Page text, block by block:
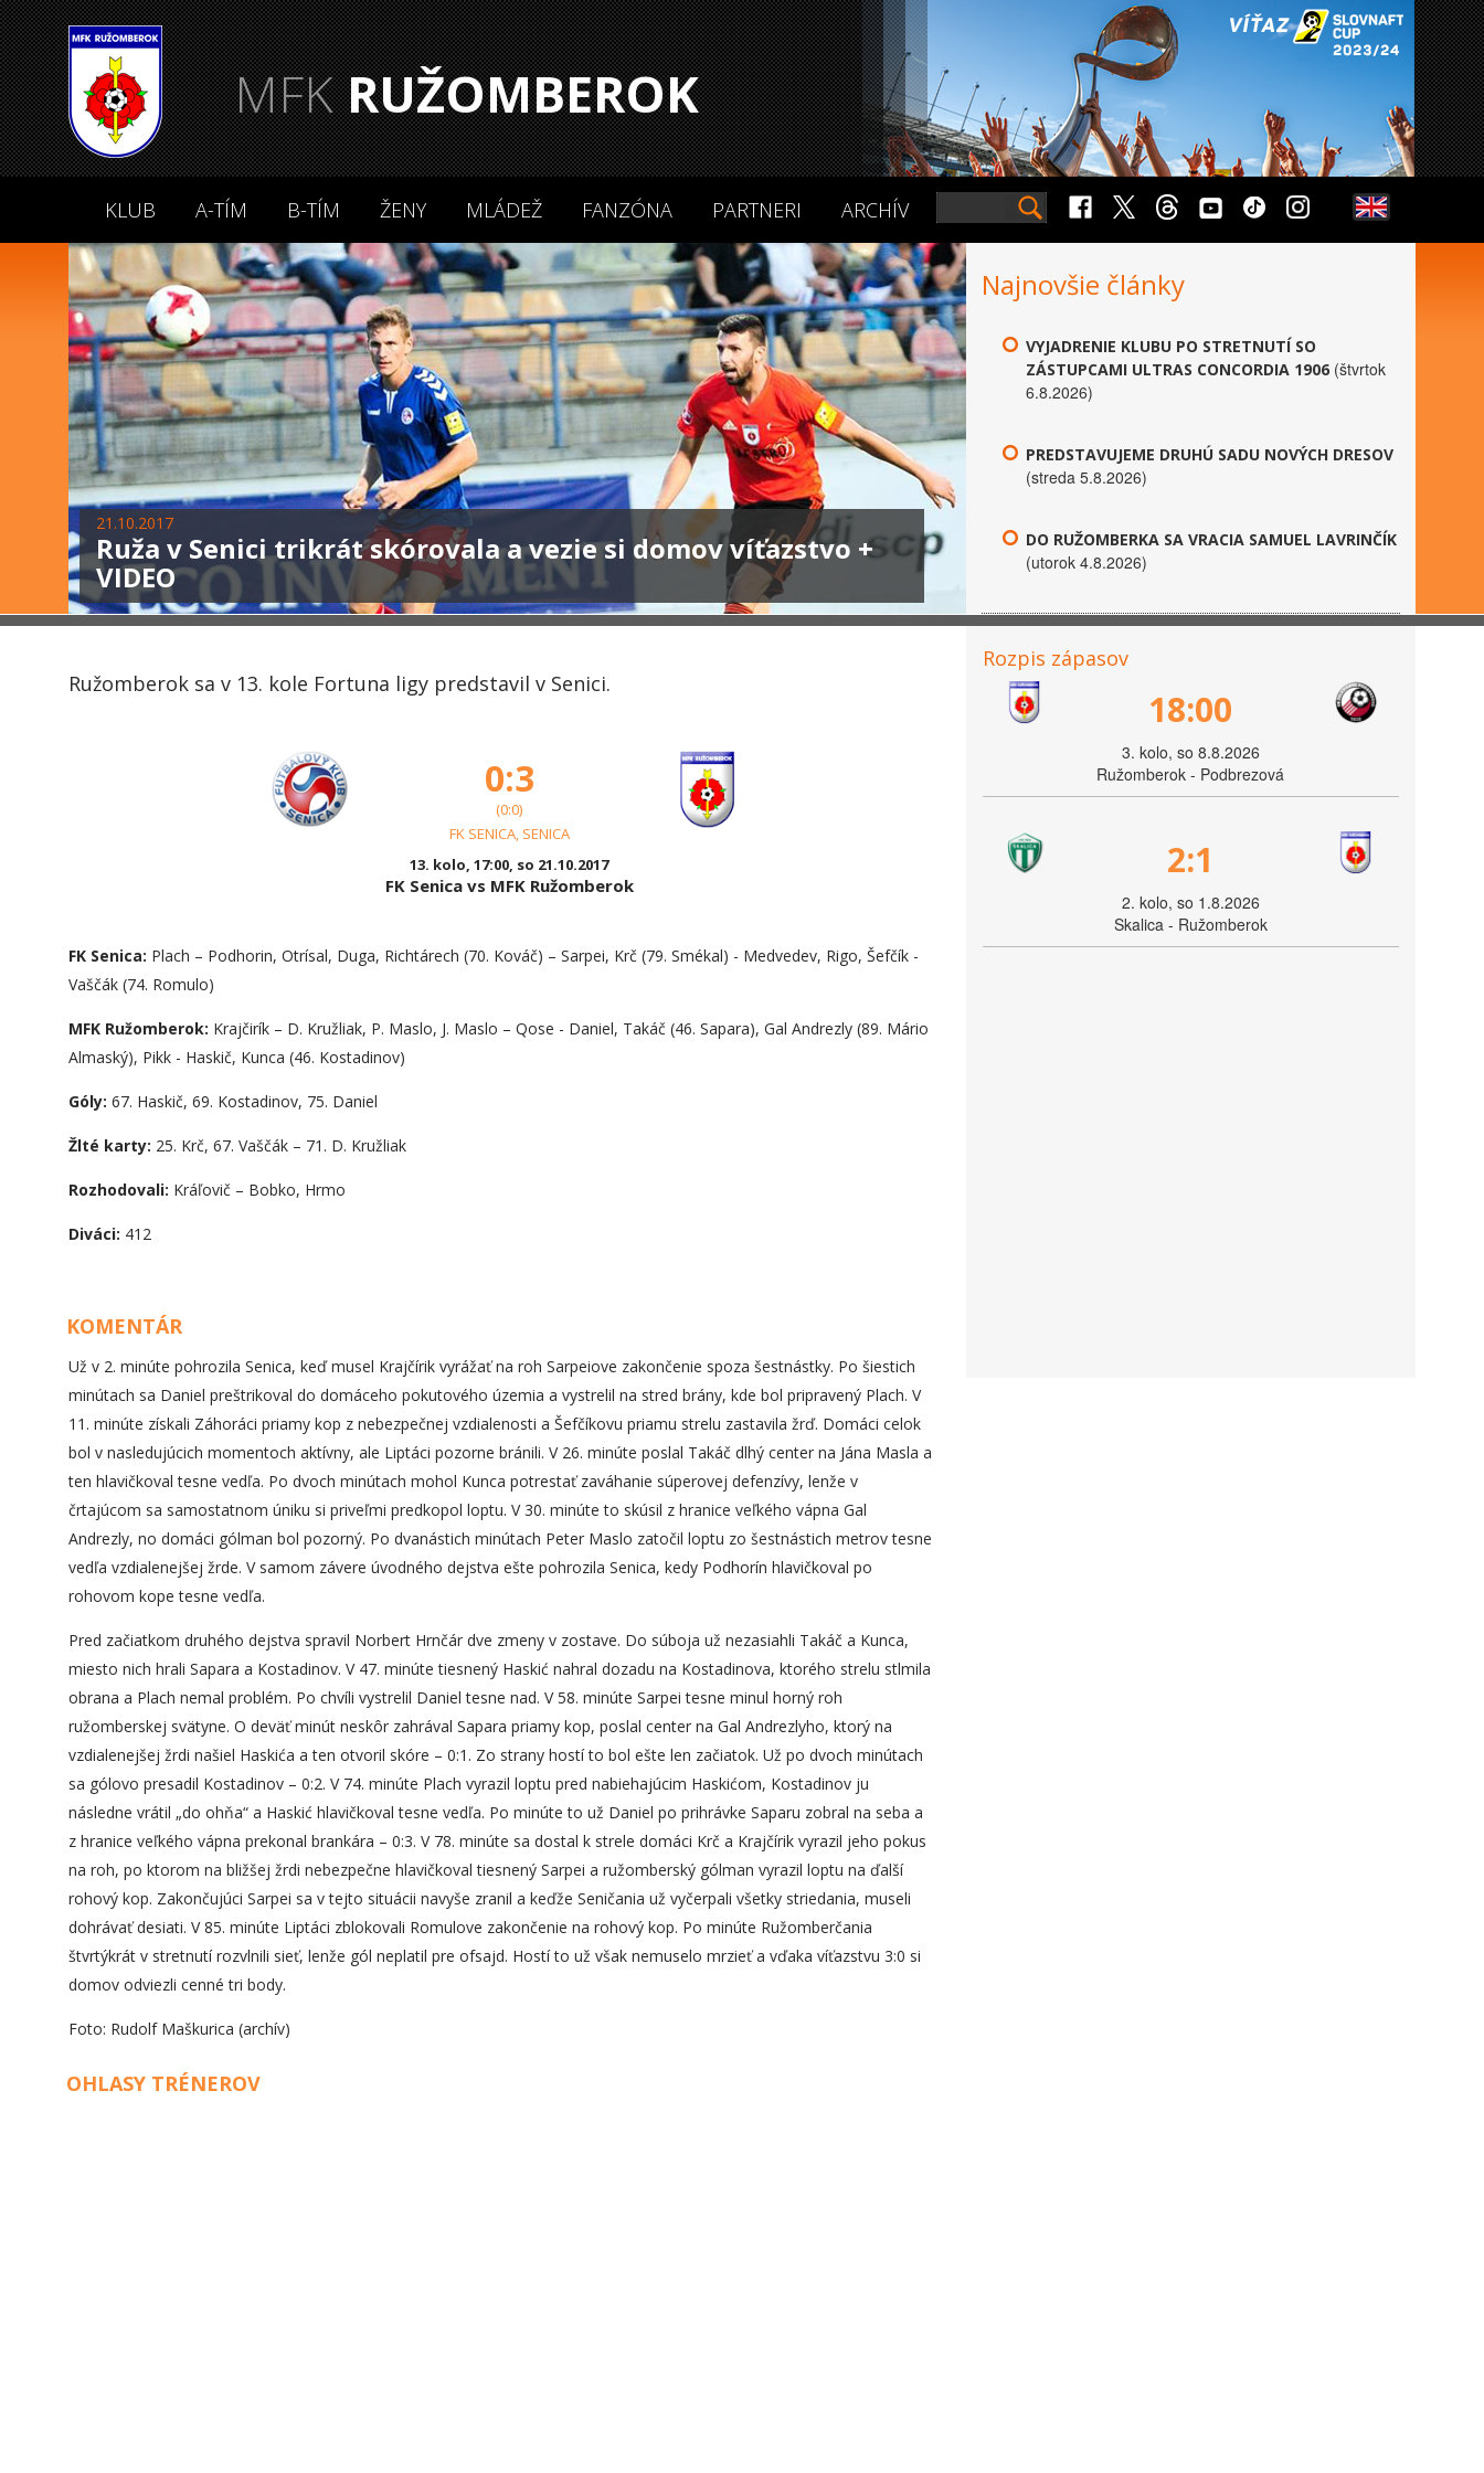
MFKRUŽOMBEROK
KLUB A-TÍM B-TÍM ŽENY MLÁDEŽ FANZÓNA PARTNERI ARCHÍV
21.10.2017
Ruža v Senici trikrát skórovala a vezie si domov víťazstvo +
VIDEO
Najnovšie články
VYJADRENIE KLUBU PO STRETNUTÍ SO
ZÁSTUPCAMI ULTRAS CONCORDIA 1906 (štvrtok
6.8.2026)
PREDSTAVUJEME DRUHÚ SADU NOVÝCH DRESOV
(streda 5.8.2026)
DO RUŽOMBERKA SA VRACIA SAMUEL LAVRINČÍK
(utorok 4.8.2026)
Ružomberok sa v 13. kole Fortuna ligy predstavil v Senici.
0:3
(0:0)
FK SENICA, SENICA
13. kolo, 17:00, so 21.10.2017
FK Senica vs MFK Ružomberok
FK Senica: Plach – Podhorin, Otrísal, Duga, Richtárech (70. Kováč) – Sarpei, Krč (79. Smékal) - Medvedev, Rigo, Šefčík -
Vaščák (74. Romulo)
MFK Ružomberok: Krajčirík – D. Kružliak, P. Maslo, J. Maslo – Qose - Daniel, Takáč (46. Sapara), Gal Andrezly (89. Mário
Almaský), Pikk - Haskič, Kunca (46. Kostadinov)
Góly: 67. Haskič, 69. Kostadinov, 75. Daniel
Žlté karty: 25. Krč, 67. Vaščák – 71. D. Kružliak
Rozhodovali: Kráľovič – Bobko, Hrmo
Diváci: 412
KOMENTÁR
Už v 2. minúte pohrozila Senica, keď musel Krajčírik vyrážať na roh Sarpeiove zakončenie spoza šestnástky. Po šiestich
minútach sa Daniel preštrikoval do domáceho pokutového územia a vystrelil na stred brány, kde bol pripravený Plach. V
11. minúte získali Záhoráci priamy kop z nebezpečnej vzdialenosti a Šefčíkovu priamu strelu zastavila žrď. Domáci celok
bol v nasledujúcich momentoch aktívny, ale Liptáci pozorne bránili. V 26. minúte poslal Takáč dlhý center na Jána Masla a
ten hlavičkoval tesne vedľa. Po dvoch minútach mohol Kunca potrestať zaváhanie súperovej defenzívy, lenže v
črtajúcom sa samostatnom úniku si priveľmi predkopol loptu. V 30. minúte to skúsil z hranice veľkého vápna Gal
Andrezly, no domáci gólman bol pozorný. Po dvanástich minútach Peter Maslo zatočil loptu zo šestnástich metrov tesne
vedľa vzdialenejšej žrde. V samom závere úvodného dejstva ešte pohrozila Senica, kedy Podhorín hlavičkoval po
rohovom kope tesne vedľa.
Pred začiatkom druhého dejstva spravil Norbert Hrnčár dve zmeny v zostave. Do súboja už nezasiahli Takáč a Kunca,
miesto nich hrali Sapara a Kostadinov. V 47. minúte tiesnený Haskić nahral dozadu na Kostadinova, ktorého strelu stlmila
obrana a Plach nemal problém. Po chvíli vystrelil Daniel tesne nad. V 58. minúte Sarpei tesne minul horný roh
ružomberskej svätyne. O deväť minút neskôr zahrával Sapara priamy kop, poslal center na Gal Andrezlyho, ktorý na
vzdialenejšej žrdi našiel Haskića a ten otvoril skóre – 0:1. Zo strany hostí to bol ešte len začiatok. Už po dvoch minútach
sa gólovo presadil Kostadinov – 0:2. V 74. minúte Plach vyrazil loptu pred nabiehajúcim Haskićom, Kostadinov ju
následne vrátil „do ohňa“ a Haskić hlavičkoval tesne vedľa. Po minúte to už Daniel po prihrávke Saparu zobral na seba a
z hranice veľkého vápna prekonal brankára – 0:3. V 78. minúte sa dostal k strele domáci Krč a Krajčírik vyrazil jeho pokus
na roh, po ktorom na bližšej žrdi nebezpečne hlavičkoval tiesnený Sarpei a ružomberský gólman vyrazil loptu na ďalší
rohový kop. Zakončujúci Sarpei sa v tejto situácii navyše zranil a keďže Seničania už vyčerpali všetky striedania, museli
dohrávať desiati. V 85. minúte Liptáci zblokovali Romulove zakončenie na rohový kop. Po minúte Ružomberčania
štvrtýkrát v stretnutí rozvlnili sieť, lenže gól neplatil pre ofsajd. Hostí to už však nemuselo mrzieť a vďaka víťazstvu 3:0 si
domov odviezli cenné tri body.
Foto: Rudolf Maškurica (archív)
OHLASY TRÉNEROV
Rozpis zápasov
18:00
3. kolo, so 8.8.2026
Ružomberok - Podbrezová
2:1
2. kolo, so 1.8.2026
Skalica - Ružomberok